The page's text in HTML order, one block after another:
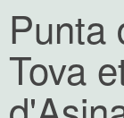
Punta
Tova